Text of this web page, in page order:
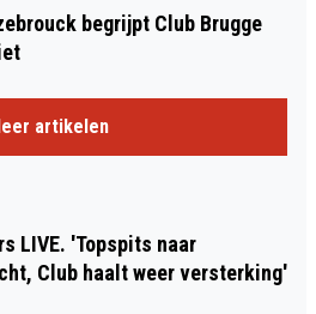
begrijpt Club Brugge
artikelen
LIVE. 'Topspits naar
Club haalt weer versterking'